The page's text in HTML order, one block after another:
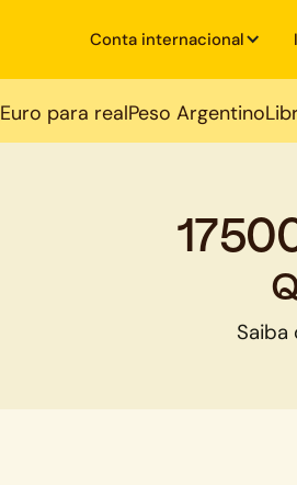
Conta internacional
Euro para realPeso Argentino